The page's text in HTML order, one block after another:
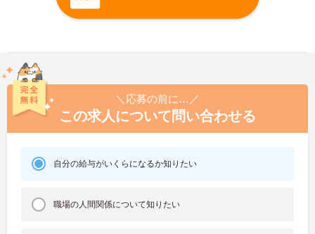
＼応募の前に…／
この求人について問い合わせる
自分の給与がいくらになるか知りたい
職場の人間関係について知りたい